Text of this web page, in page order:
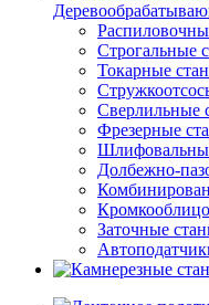
Строгальные
Токарные
Сверлильные
Фрезерные
Долбежно-
Заточные